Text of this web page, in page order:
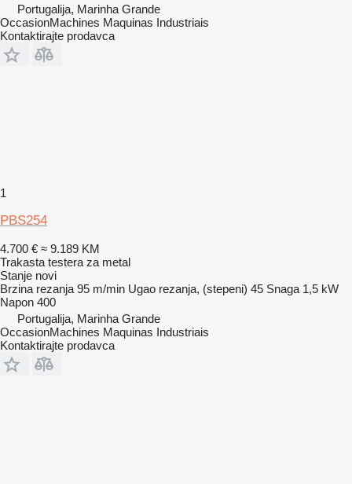
Portugalija, Marinha Grande
OccasionMachines Maquinas Industriais
Kontaktirajte prodavca
1
PBS254
4.700 € ≈ 9.189 KM
Trakasta testera za metal
Stanje novi
Brzina rezanja 95 m/min Ugao rezanja, (stepeni) 45 Snaga 1,5 kW
Napon 400
Portugalija, Marinha Grande
OccasionMachines Maquinas Industriais
Kontaktirajte prodavca